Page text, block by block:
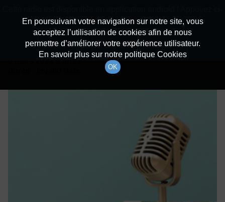
Détails De L'épisode
à 5h59
En poursuivant votre navigation sur notre site, vous
acceptez l’utilisation de cookies afin de nous
permettre d’améliorer votre expérience utilisateur.
En savoir plus sur notre politique Cookies
OK
dessous pour l'installer.
Non merci Télécharger l'application